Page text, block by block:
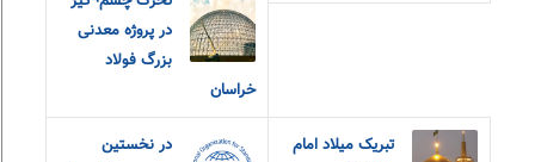
در پروژه معدنی
بزرگ فولاد
خراسان
تبریک میلاد امام
در نخستین